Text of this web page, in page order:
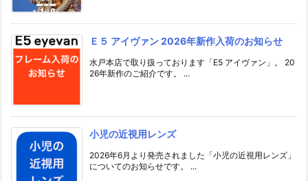
Ｅ５ アイヴァン 2026年新作入荷のお知らせ
水戸本店で取り扱っております「E5 アイヴァン」。 20
26年新作のご紹介です。 ...
小児の近視用レンズ
2026年6月より発売されました「小児の近視用レンズ」
についてのお知らせです。 ...